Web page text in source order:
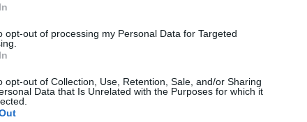
opt-out of processing my Personal Data for Targeted
opt-out of Collection, Use, Retention, Sale, and/or Sharing
Data that Is Unrelated with the Purposes for which it
la presenza dell’